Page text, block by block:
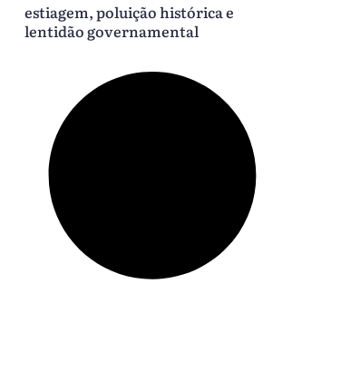
estiagem, poluição histórica e
lentidão governamental